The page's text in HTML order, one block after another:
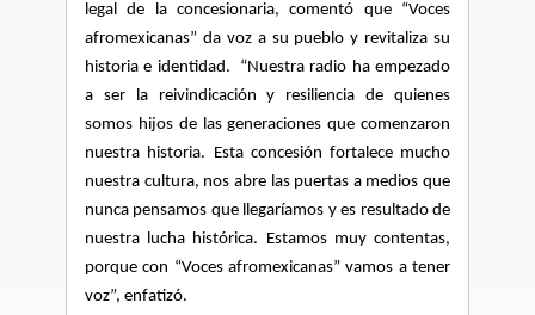
legal de la concesionaria, comentó que “Voces
afromexicanas” da voz a su pueblo y revitaliza su
historia e identidad.
“Nuestra radio ha empezado
a ser la reivindicación y resiliencia de quienes
somos hijos de las generaciones que comenzaron
nuestra historia. Esta concesión fortalece mucho
nuestra cultura, nos abre las puertas a medios que
nunca pensamos que llegaríamos y es resultado de
nuestra lucha histórica. Estamos muy contentas,
porque con “Voces afromexicanas” vamos a tener
voz”, enfatizó.